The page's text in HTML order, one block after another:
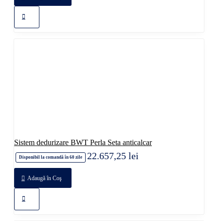
Sistem dedurizare BWT Perla Seta anticalcar
Disponibil la comandă în 60 zile 22.657,25 lei
Adaugă în Coş